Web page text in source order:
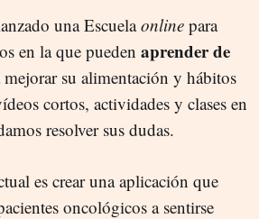
una Escuelaonline para
en la que pueden aprender de
mejorar su alimentación y hábitos
cortos, actividades y clases en
resolver sus dudas.
es crear una aplicación que
oncológicos a sentirse